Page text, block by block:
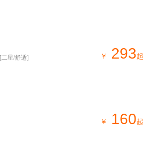
[二星/舒适]
￥ 293起
￥ 160起